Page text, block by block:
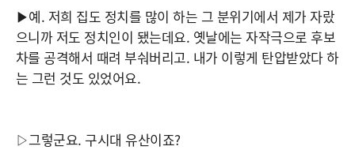
▶예. 저희 집도 정치를 많이 하는 그 분위기에서 제가 자랐
으니까 저도 정치인이 됐는데요. 옛날에는 자작극으로 후보
차를 공격해서 때려 부숴버리고. 내가 이렇게 탄압받았다 하
는 그런 것도 있었어요.
▷그렇군요. 구시대 유산이죠?